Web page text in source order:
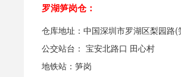
罗湖笋岗仓：
仓库地址：中国深圳市罗湖区梨园路(
公交站台： 宝安北路口 田心村
地铁站：笋岗